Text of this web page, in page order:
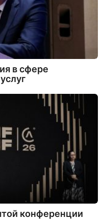
в сфере
конференции